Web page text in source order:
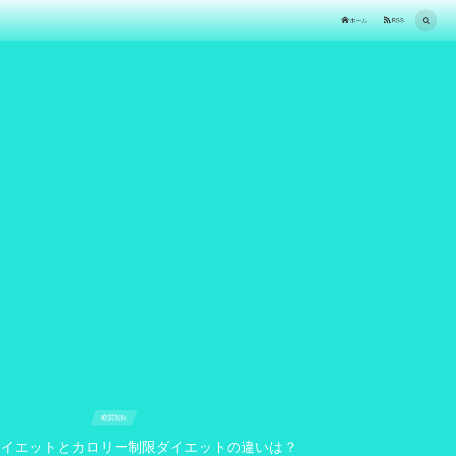
ホーム RSS
糖質制限
エットとカロリー制限ダイエットの違いは？